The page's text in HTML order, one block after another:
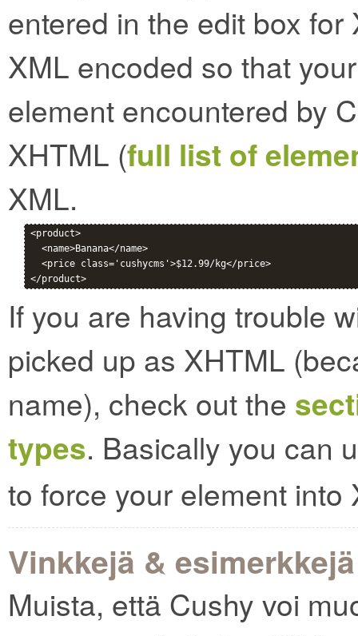
entered in the edit box
XML encoded so that
element encountered by
XHTML (full list of
XML.
<product>
  <name>Banana</name>
  <price class='cushycms'>$12.99/kg</price>
If you are having trouble
picked up as XHTML
name), check out the
types. Basically you can
to force your element into
Vinkkejä & esimerkkejä
Muista, että Cushy voi